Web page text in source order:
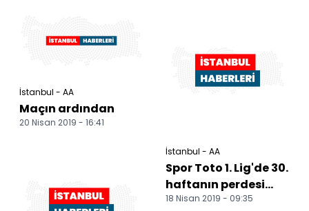
İstanbul - AA
Maçın ardından
20 Nisan 2019 - 16:41
İstanbul - AA
Spor Toto 1. Lig'de 30.
haftanın perdesi
açılıyor
18 Nisan 2019 - 09:35